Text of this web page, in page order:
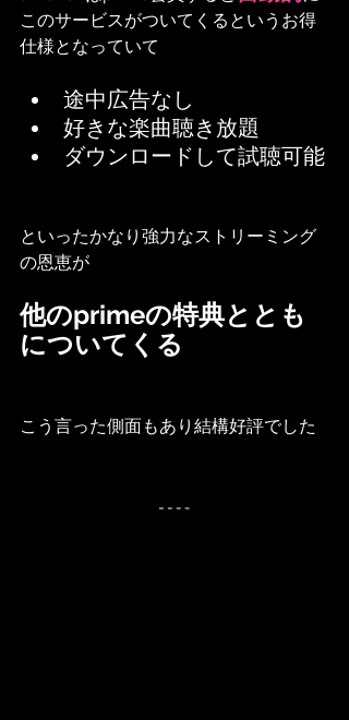
このサービスがついてくるというお得
仕様となっていて
途中広告なし
好きな楽曲聴き放題
ダウンロードして試聴可能
といったかなり強力なストリーミング
の恩恵が
他のprimeの特典ととも
についてくる
こう言った側面もあり結構好評でした